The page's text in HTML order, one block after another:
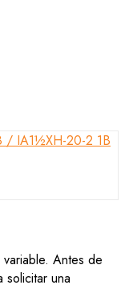
Antes de
solicitar una